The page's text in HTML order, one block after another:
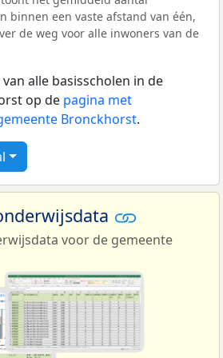
binnen een vaste afstand van één,
de weg voor alle inwoners van de
alle basisscholen in de
op de pagina met
Bronckhorst.
voor de gemeente